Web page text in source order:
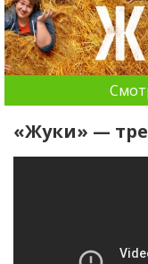
«Жуки» —